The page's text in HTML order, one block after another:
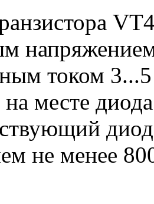
током
месте
не менее